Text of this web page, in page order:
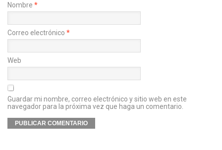
Nombre *
Correo electrónico *
Web
Guardar mi nombre, correo electrónico y sitio web en este
navegador para la próxima vez que haga un comentario.